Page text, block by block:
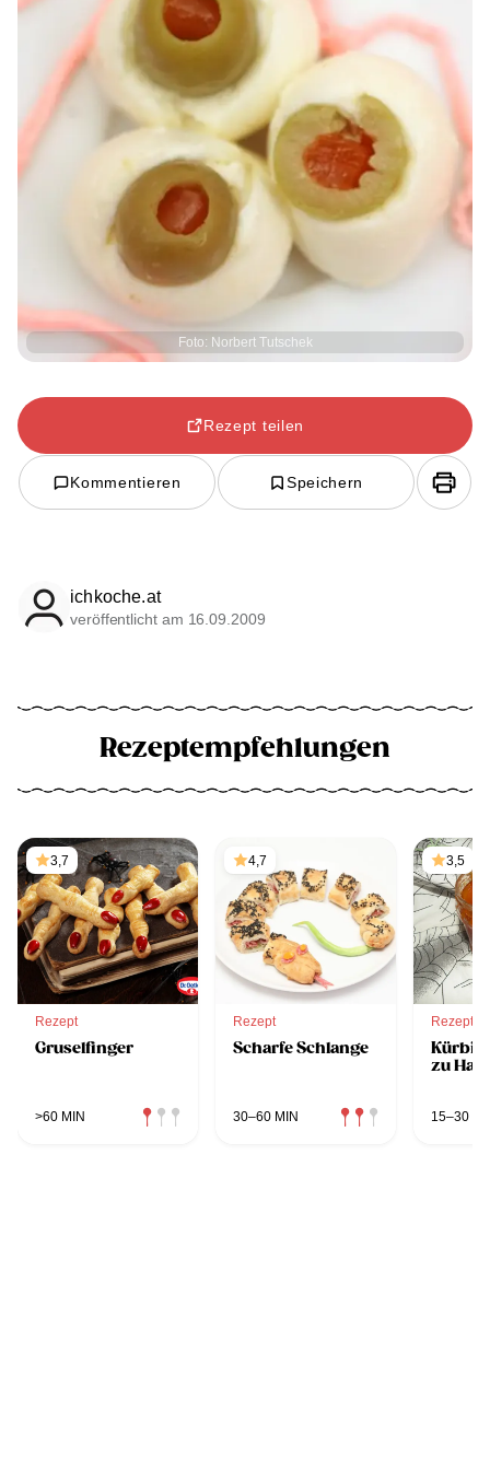
Foto: Norbert Tutschek
Rezept teilen
Kommentieren Speichern
ichkoche.at
veröffentlicht am 16.09.2009
Rezeptempfehlungen
3,7
Rezept
Gruselfinger
>60 MIN
4,7
Rezept
Scharfe Schlange
30–60 MIN
3,5
Rezept
zu
15–30